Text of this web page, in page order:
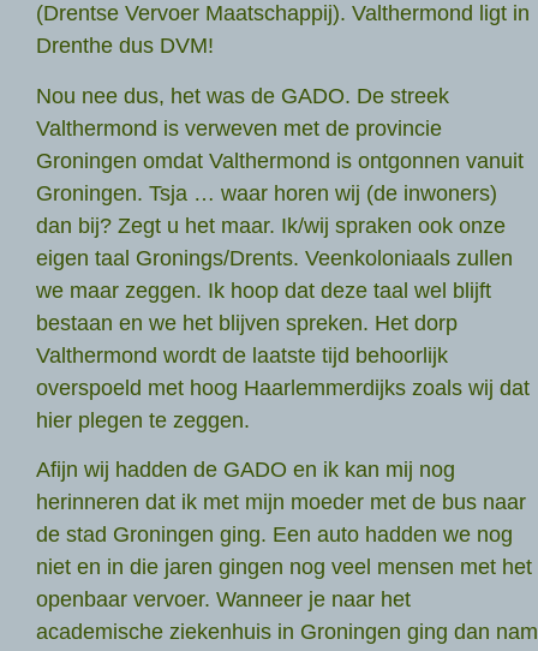
(Drentse Vervoer Maatschappij). Valthermond ligt in
Drenthe dus DVM!
Nou nee dus, het was de GADO. De streek
Valthermond is verweven met de provincie
Groningen omdat Valthermond is ontgonnen vanuit
Groningen. Tsja … waar horen wij (de inwoners)
dan bij? Zegt u het maar. Ik/wij spraken ook onze
eigen taal Gronings/Drents. Veenkoloniaals zullen
we maar zeggen. Ik hoop dat deze taal wel blijft
bestaan en we het blijven spreken. Het dorp
Valthermond wordt de laatste tijd behoorlijk
overspoeld met hoog Haarlemmerdijks zoals wij dat
hier plegen te zeggen.
Afijn wij hadden de GADO en ik kan mij nog
herinneren dat ik met mijn moeder met de bus naar
de stad Groningen ging. Een auto hadden we nog
niet en in die jaren gingen nog veel mensen met het
openbaar vervoer. Wanneer je naar het
academische ziekenhuis in Groningen ging dan nam